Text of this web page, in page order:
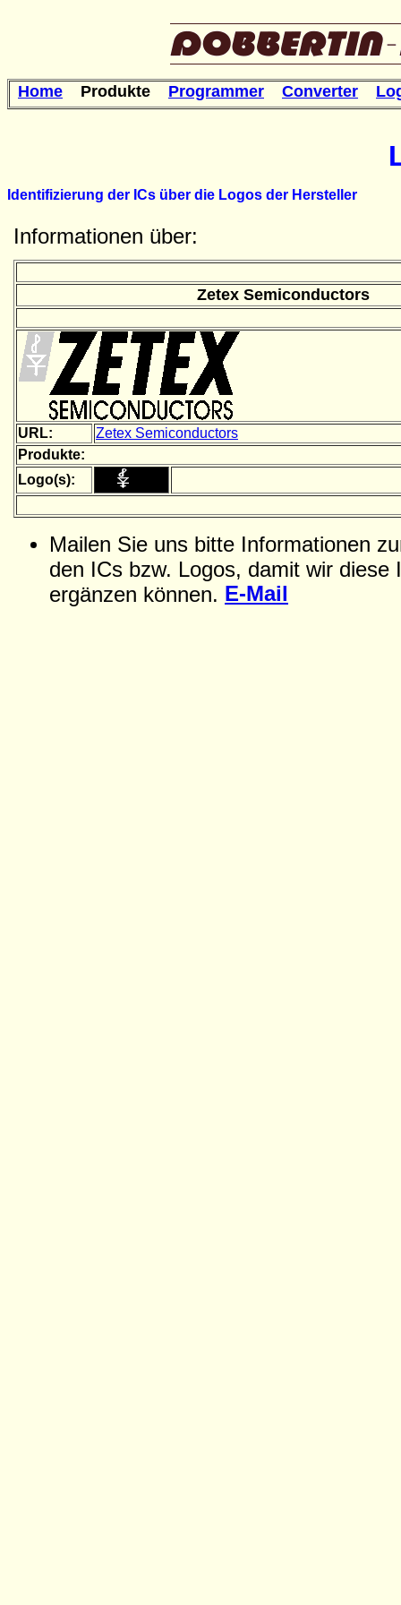
Home Produkte Programmer Converter
Identifizierung der ICs über die Logos der Hersteller
Informationen über:
Zetex Semiconductors
URL:
Zetex Semiconductors
Produkte:
Logo(s):
Mailen Sie uns bitte Informationen
den ICs bzw. Logos, damit wir diese
ergänzen können. E-Mail